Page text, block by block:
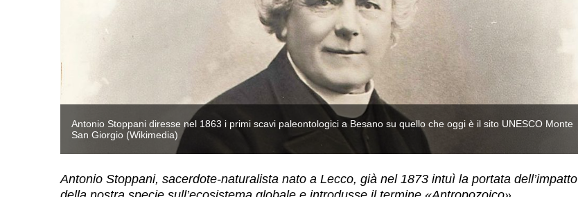
Antonio Stoppani diresse nel 1863 i primi scavi paleontologici a Besano su quello che oggi è il sito UNESCO Monte
San Giorgio (Wikimedia)
Antonio Stoppani, sacerdote-naturalista nato a Lecco, già nel 1873 intuì la portata dell’impatto